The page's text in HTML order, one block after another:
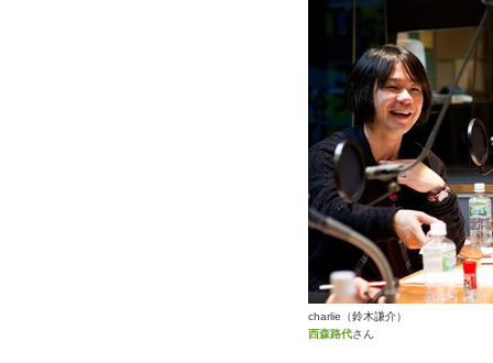
charlie（鈴木
西森路代さん